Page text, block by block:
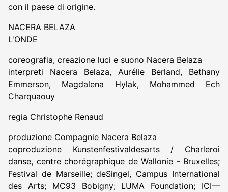
con il paese di origine.
NACERA BELAZA
L'ONDE
coreografia, creazione luci e suono Nacera Belaza
interpreti Nacera Belaza, Aurélie Berland, Bethany
Emmerson, Magdalena Hylak, Mohammed Ech
Charquaouy
regia Christophe Renaud
produzione Compagnie Nacera Belaza
coproduzione Kunstenfestivaldesarts / Charleroi
danse, centre chorégraphique de Wallonie - Bruxelles;
Festival de Marseille; deSingel, Campus International
des Arts; MC93 Bobigny; LUMA Foundation; ICI—